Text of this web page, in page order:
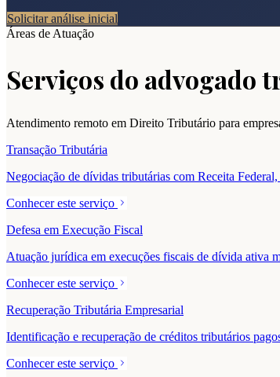
Solicitar análise inicial
Áreas de Atuação
Serviços do advogado
Atendimento remoto em Direito Tributário para
Transação Tributária
Negociação de dívidas tributárias com Receita
Conhecer este serviço
Defesa em Execução Fiscal
Atuação jurídica em execuções fiscais de dívida ativa
Conhecer este serviço
Recuperação Tributária Empresarial
Identificação e recuperação de créditos tributários
Conhecer este serviço